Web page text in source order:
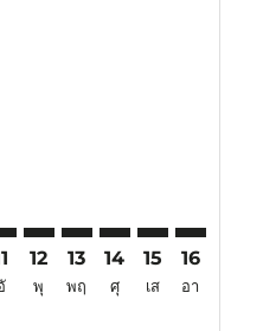
12
พุ
13
พฤ
14
ศุ
15
เส
16
อา